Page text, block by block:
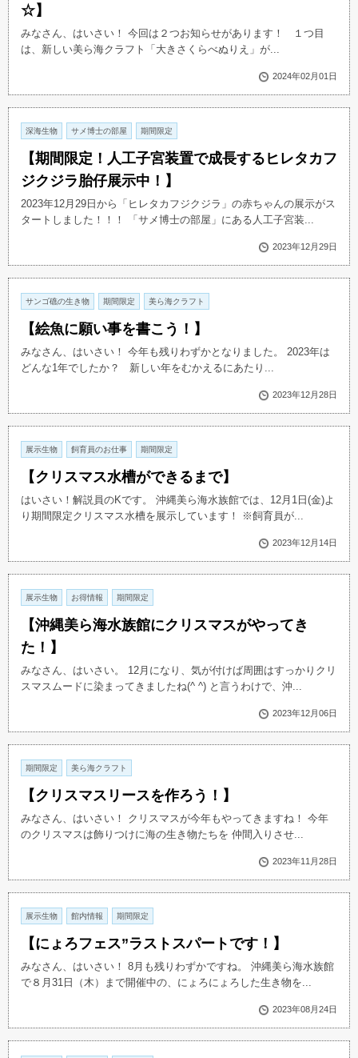
☆】
みなさん、はいさい！ 今回は２つお知らせがあります！ １つ目
は、新しい美ら海クラフト「大きさくらべぬりえ」が...
2024年02月01日
深海生物 サメ博士の部屋 期間限定
【期間限定！人工子宮装置で成長するヒレタカフ
ジクジラ胎仔展示中！】
2023年12月29日から「ヒレタカフジクジラ」の赤ちゃんの展示がス
タートしました！！！ 「サメ博士の部屋」にある人工子宮装...
2023年12月29日
サンゴ礁の生き物 期間限定 美ら海クラフト
【絵魚に願い事を書こう！】
みなさん、はいさい！ 今年も残りわずかとなりました。 2023年は
どんな1年でしたか？ 新しい年をむかえるにあたり...
2023年12月28日
展示生物 飼育員のお仕事 期間限定
【クリスマス水槽ができるまで】
はいさい！解説員のKです。 沖縄美ら海水族館では、12月1日(金)よ
り期間限定クリスマス水槽を展示しています！ ※飼育員が...
2023年12月14日
展示生物 お得情報 期間限定
【沖縄美ら海水族館にクリスマスがやってき
た！】
みなさん、はいさい。 12月になり、気が付けば周囲はすっかりクリ
スマスムードに染まってきましたね(^ ^) と言うわけで、沖...
2023年12月06日
期間限定 美ら海クラフト
【クリスマスリースを作ろう！】
みなさん、はいさい！ クリスマスが今年もやってきますね！ 今年
のクリスマスは飾りつけに海の生き物たちを 仲間入りさせ...
2023年11月28日
展示生物 館内情報 期間限定
【にょろフェス”ラストスパートです！】
みなさん、はいさい！ 8月も残りわずかですね。 沖縄美ら海水族館
で８月31日（木）まで開催中の、にょろにょろした生き物を...
2023年08月24日